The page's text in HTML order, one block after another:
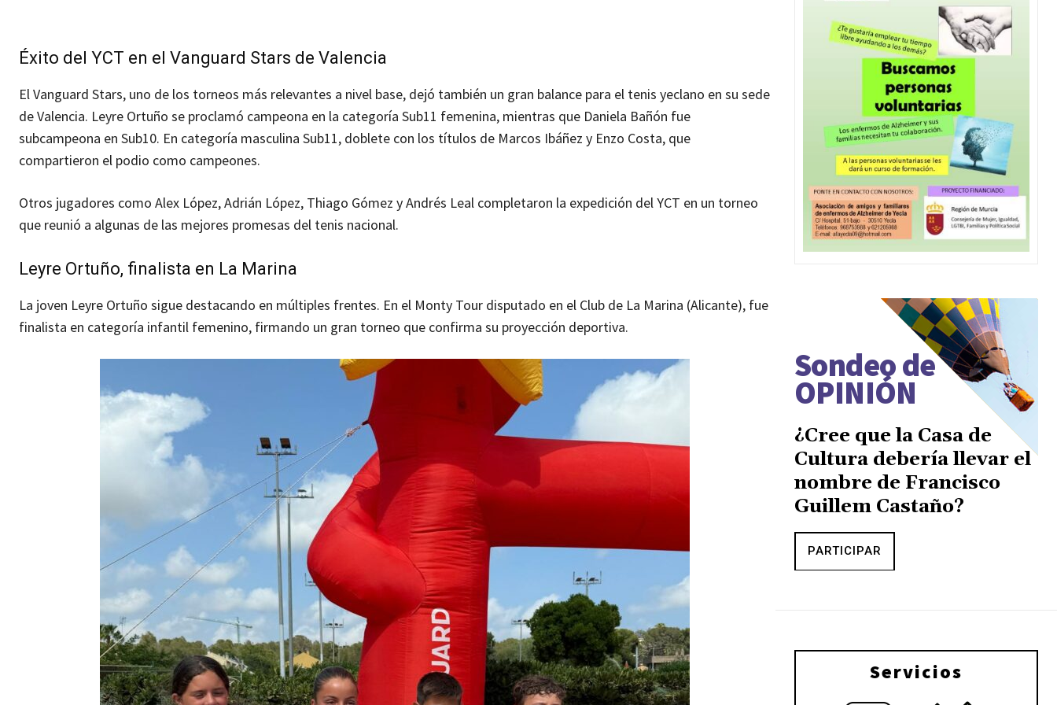
Éxito del YCT en el Vanguard Stars de Valencia
El Vanguard Stars, uno de los torneos más relevantes a nivel base, dejó también un gran balance para el tenis yeclano en su sede
de Valencia. Leyre Ortuño se proclamó campeona en la categoría Sub11 femenina, mientras que Daniela Bañón fue
subcampeona en Sub10. En categoría masculina Sub11, doblete con los títulos de Marcos Ibáñez y Enzo Costa, que
compartieron el podio como campeones.
Otros jugadores como Alex López, Adrián López, Thiago Gómez y Andrés Leal completaron la expedición del YCT en un torneo
que reunió a algunas de las mejores promesas del tenis nacional.
Leyre Ortuño, finalista en La Marina
La joven Leyre Ortuño sigue destacando en múltiples frentes. En el Monty Tour disputado en el Club de La Marina (Alicante), fue
finalista en categoría infantil femenino, firmando un gran torneo que confirma su proyección deportiva.
Sondeo de
OPINIÓN
¿Cree que la Casa de
Cultura debería llevar el
nombre de Francisco
Guillem Castaño?
PARTICIPAR
Servicios